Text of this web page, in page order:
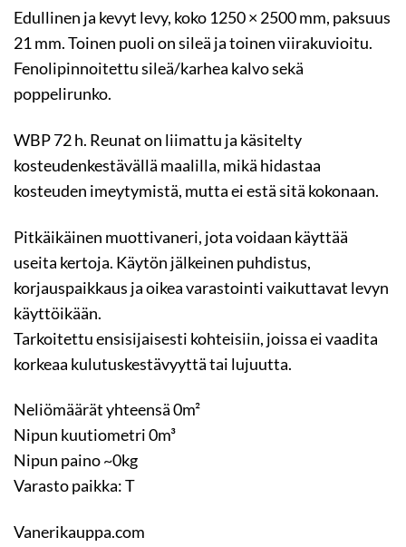
Edullinen ja kevyt levy, koko 1250 × 2500 mm, paksuus
21 mm. Toinen puoli on sileä ja toinen viirakuvioitu.
Fenolipinnoitettu sileä/karhea kalvo sekä
poppelirunko.
WBP 72 h. Reunat on liimattu ja käsitelty
kosteudenkestävällä maalilla, mikä hidastaa
kosteuden imeytymistä, mutta ei estä sitä kokonaan.
Pitkäikäinen muottivaneri, jota voidaan käyttää
useita kertoja. Käytön jälkeinen puhdistus,
korjauspaikkaus ja oikea varastointi vaikuttavat levyn
käyttöikään.
Tarkoitettu ensisijaisesti kohteisiin, joissa ei vaadita
korkeaa kulutuskestävyyttä tai lujuutta.
Neliömäärät yhteensä 0m²
Nipun kuutiometri 0m³
Nipun paino ~0kg
Varasto paikka: T
Vanerikauppa.com